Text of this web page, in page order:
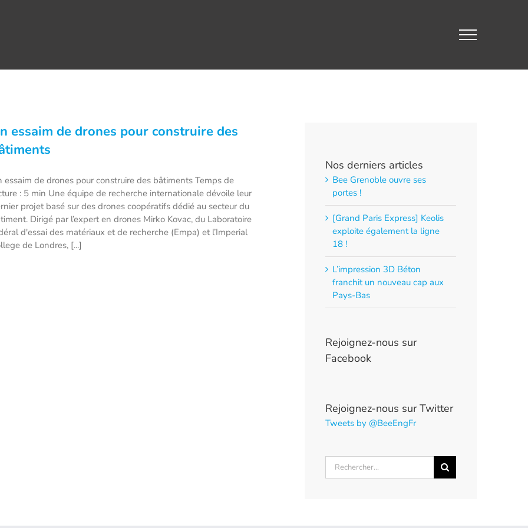
essaim de drones pour construire des
essaim de drones pour construire des bâtiments Temps de
: 5 min Une équipe de recherche internationale dévoile leur
projet basé sur des drones coopératifs dédié au secteur du
Dirigé par l’expert en drones Mirko Kovac, du Laboratoire
d'essai des matériaux et de recherche (Empa) et l’Imperial
de Londres, [...]
Nos derniers articles
Bee Grenoble ouvre ses
portes !
[Grand Paris Express] Keolis
exploite également la ligne
18 !
L’impression 3D Béton
franchit un nouveau cap aux
Pays-Bas
Rejoignez-nous sur
Facebook
Rejoignez-nous sur Twitter
Tweets by @BeeEngFr
Rechercher: